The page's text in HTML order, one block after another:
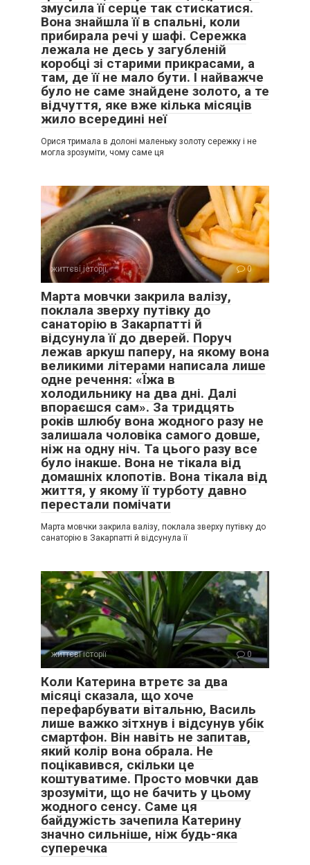
змусила її серце так стискатися.
Вона знайшла її в спальні, коли
прибирала речі у шафі. Сережка
лежала не десь у загубленій
коробці зі старими прикрасами, а
там, де її не мало бути. І найважче
було не саме знайдене золото, а те
відчуття, яке вже кілька місяців
жило всередині неї
Орися тримала в долоні маленьку золоту сережку і не
могла зрозуміти, чому саме ця
життєві історії 0
Марта мовчки закрила валізу,
поклала зверху путівку до
санаторію в Закарпатті й
відсунула її до дверей. Поруч
лежав аркуш паперу, на якому вона
великими літерами написала лише
одне речення: «Їжа в
холодильнику на два дні. Далі
впораєшся сам». За тридцять
років шлюбу вона жодного разу не
залишала чоловіка самого довше,
ніж на одну ніч. Та цього разу все
було інакше. Вона не тікала від
домашніх клопотів. Вона тікала від
життя, у якому її турботу давно
перестали помічати
Марта мовчки закрила валізу, поклала зверху путівку до
санаторію в Закарпатті й відсунула її
життєві історії 0
Коли Катерина втретє за два
місяці сказала, що хоче
перефарбувати вітальню, Василь
лише важко зітхнув і відсунув убік
смартфон. Він навіть не запитав,
який колір вона обрала. Не
поцікавився, скільки це
коштуватиме. Просто мовчки дав
зрозуміти, що не бачить у цьому
жодного сенсу. Саме ця
байдужість зачепила Катерину
значно сильніше, ніж будь-яка
суперечка